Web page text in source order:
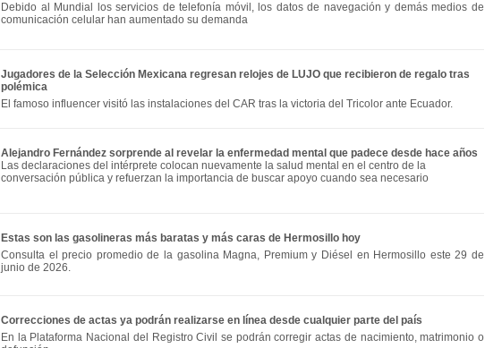
Debido al Mundial los servicios de telefonía móvil, los datos de navegación y demás medios de
comunicación celular han aumentado su demanda
Jugadores de la Selección Mexicana regresan relojes de LUJO que recibieron de regalo tras
polémica
El famoso influencer visitó las instalaciones del CAR tras la victoria del Tricolor ante Ecuador.
Alejandro Fernández sorprende al revelar la enfermedad mental que padece desde hace años
Las declaraciones del intérprete colocan nuevamente la salud mental en el centro de la
conversación pública y refuerzan la importancia de buscar apoyo cuando sea necesario
Estas son las gasolineras más baratas y más caras de Hermosillo hoy
Consulta el precio promedio de la gasolina Magna, Premium y Diésel en Hermosillo este 29 de
junio de 2026.
Correcciones de actas ya podrán realizarse en línea desde cualquier parte del país
En la Plataforma Nacional del Registro Civil se podrán corregir actas de nacimiento, matrimonio o